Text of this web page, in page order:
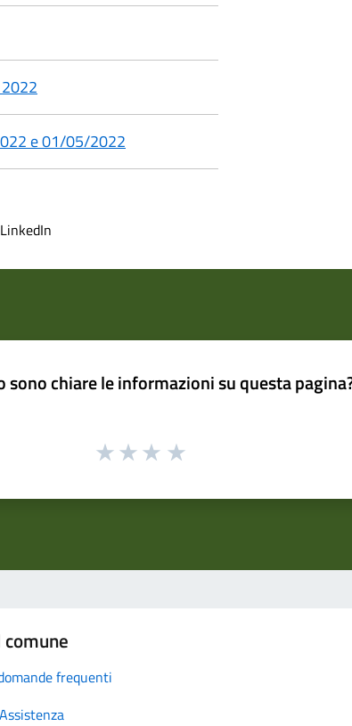
e 01/05/2022
LinkedIn
sono chiare le informazioni su questa
frequenti